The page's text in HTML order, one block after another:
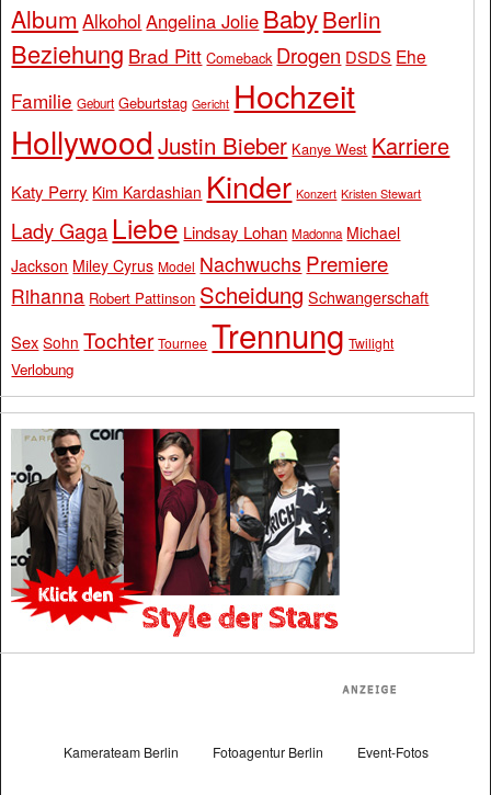
Album Alkohol Angelina Jolie BabyBerlin
Beziehung Brad Pitt Comeback Drogen DSDS Ehe
Familie Geburt Geburtstag Gericht Hochzeit
Hollywood Justin Bieber Kanye West Karriere
Katy Perry Kim Kardashian Kinder Konzert Kristen Stewart
Lady Gaga Liebe Lindsay Lohan Madonna Michael
Jackson Miley Cyrus Model Nachwuchs Premiere
Rihanna Robert Pattinson Scheidung Schwangerschaft
Sex Sohn Tochter Tournee Trennung Twilight
Verlobung
Kamerateam Berlin Fotoagentur Berlin Event-Fotos